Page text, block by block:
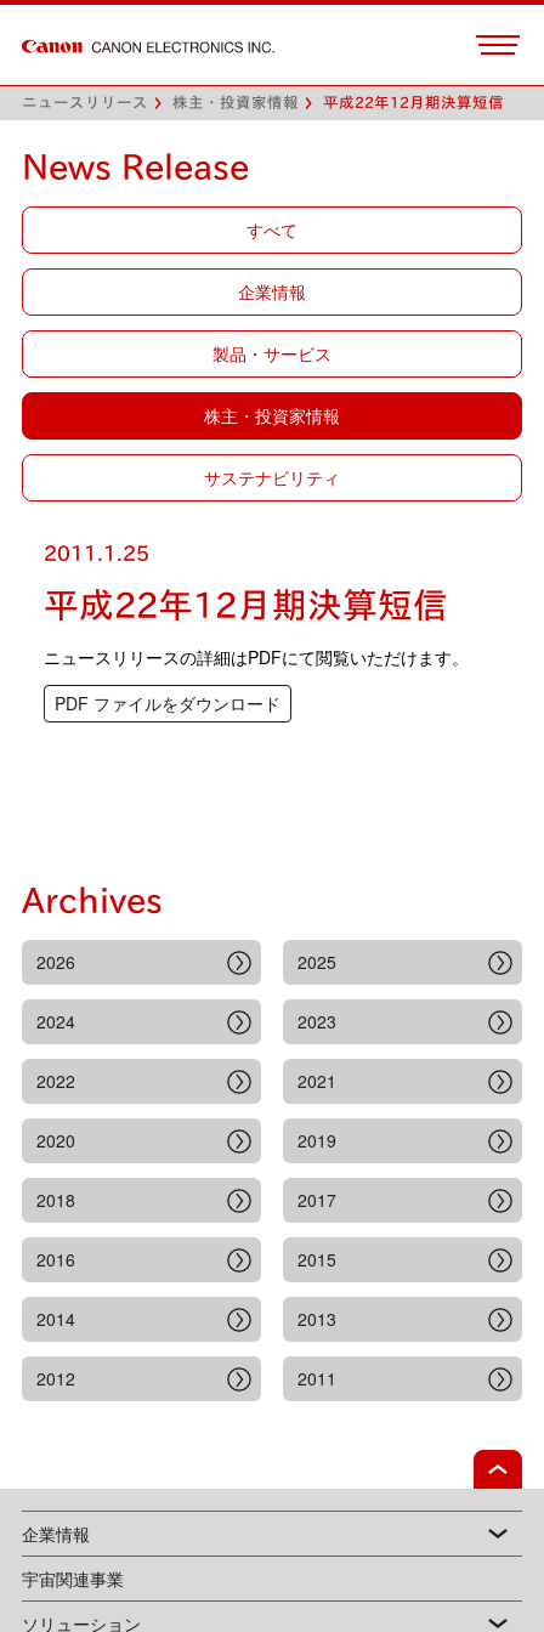
ニュースリリース 株主・投資家情報 平成22年12月期決算短信
News Release
すべて
企業情報
製品・サービス
株主・投資家情報
サステナビリティ
2011.1.25
平成22年12月期決算短信
ニュースリリースの詳細はPDFにて閲覧いただけます。
PDF ファイルをダウンロード
Archives
2026 2025
2024 2023
2022 2021
2020 2019
2018 2017
2016 2015
2014 2013
2012 2011
企業情報
宇宙関連事業
ソリューション